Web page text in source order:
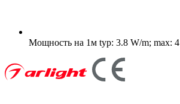
Мощность на 1м typ: 3.8 W/m; max: